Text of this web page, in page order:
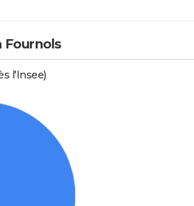
Fournols
l'Insee)